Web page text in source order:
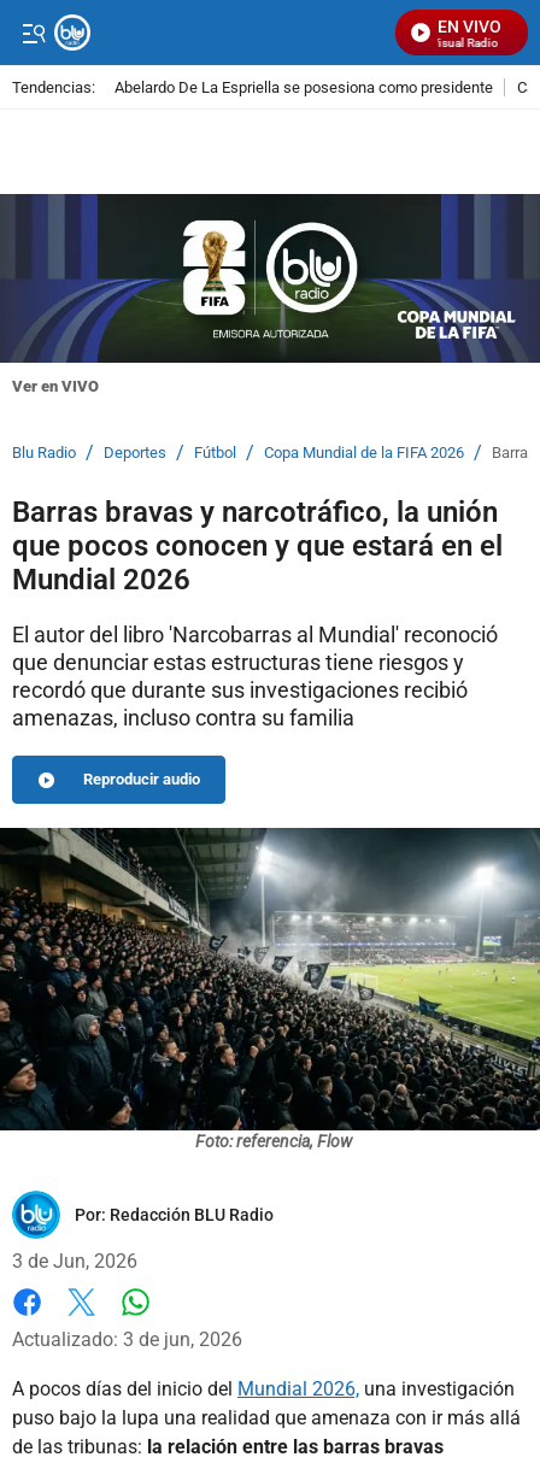
EN VIVO
Señal Visual Radio
Tendencias: Abelardo De La Espriella se posesiona como presidente
Ver en VIVO
Blu Radio / Deportes / Fútbol / Copa Mundial de la FIFA 2026 /
Barras bravas y narcotráfico, la unión
que pocos conocen y que estará en el
Mundial 2026
El autor del libro 'Narcobarras al Mundial' reconoció
que denunciar estas estructuras tiene riesgos y
recordó que durante sus investigaciones recibió
amenazas, incluso contra su familia
Reproducir audio
Foto: referencia, Flow
Por: Redacción BLU Radio
3 de Jun, 2026
Facebook
X Whatsapp
Actualizado: 3 de jun, 2026
A pocos días del inicio del Mundial 2026, una investigación
puso bajo la lupa una realidad que amenaza con ir más allá
de las tribunas: la relación entre las barras bravas